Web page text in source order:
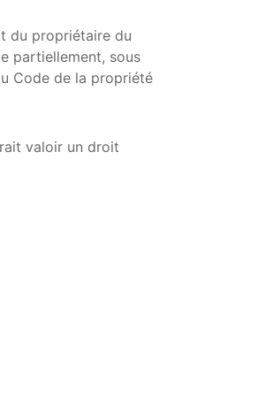
du propriétaire du
partiellement, sous
Code de la propriété
valoir un droit